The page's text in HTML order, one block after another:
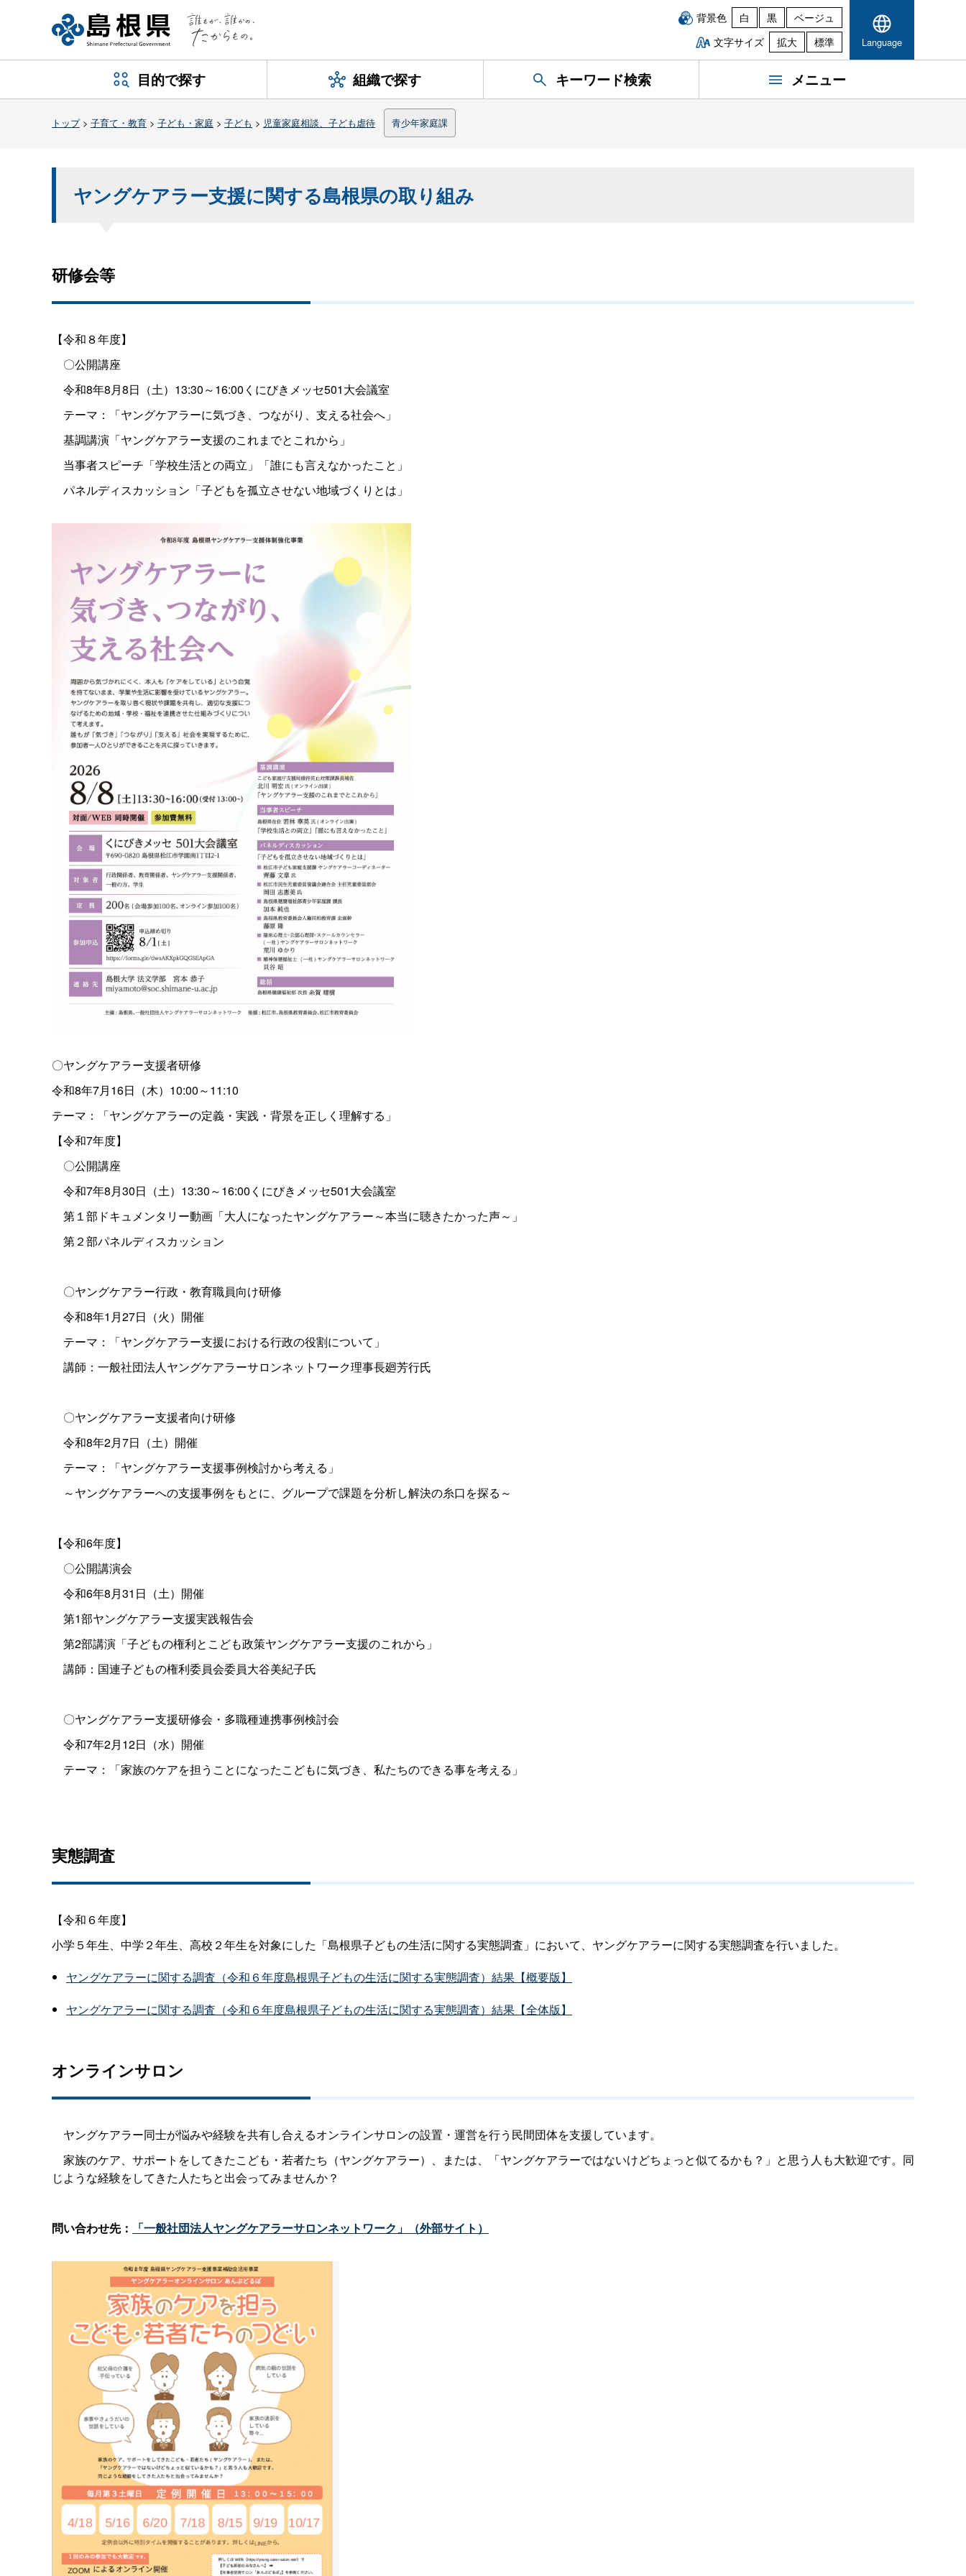
背景色 白 黒
ベージュ
文字サイズ
拡大 標準 Language
目的で探す 組織で探す キーワード検索 メニュー
トップ> 子育て・教育 > 子ども・家庭 > 子ども > 児童家庭相談、子ども虐待 青少年家庭課
ヤングケアラー支援に関する島根県の取り組み
研修会等
【令和８年度】
〇公開講座
令和8年8月8日（土）13:30～16:00くにびきメッセ501大会議室
テーマ：「ヤングケアラーに気づき、つながり、支える社会へ」
基調講演「ヤングケアラー支援のこれまでとこれから」
当事者スピーチ「学校生活との両立」「誰にも言えなかったこと」
パネルディスカッション「子どもを孤立させない地域づくりとは」
〇ヤングケアラー支援者研修
令和8年7月16日（木）10:00～11:10
テーマ：「ヤングケアラーの定義・実践・背景を正しく理解する」
【令和7年度】
〇公開講座
令和7年8月30日（土）13:30～16:00くにびきメッセ501大会議室
第１部ドキュメンタリー動画「大人になったヤングケアラー～本当に聴きたかった声～」
第２部パネルディスカッション
〇ヤングケアラー行政・教育職員向け研修
令和8年1月27日（火）開催
テーマ：「ヤングケアラー支援における行政の役割について」
講師：一般社団法人ヤングケアラーサロンネットワーク理事長廻芳行氏
〇ヤングケアラー支援者向け研修
令和8年2月7日（土）開催
テーマ：「ヤングケアラー支援事例検討から考える」
～ヤングケアラーへの支援事例をもとに、グループで課題を分析し解決の糸口を探る～
【令和6年度】
〇公開講演会
令和6年8月31日（土）開催
第1部ヤングケアラー支援実践報告会
第2部講演「子どもの権利とこども政策ヤングケアラー支援のこれから」
講師：国連子どもの権利委員会委員大谷美紀子氏
〇ヤングケアラー支援研修会・多職種連携事例検討会
令和7年2月12日（水）開催
テーマ：「家族のケアを担うことになったこどもに気づき、私たちのできる事を考える」
実態調査
【令和６年度】
小学５年生、中学２年生、高校２年生を対象にした「島根県子どもの生活に関する実態調査」において、ヤングケアラーに関する実態調査を行いました。
ヤングケアラーに関する調査（令和６年度島根県子どもの生活に関する実態調査）結果【概要版】
ヤングケアラーに関する調査（令和６年度島根県子どもの生活に関する実態調査）結果【全体版】
オンラインサロン
ヤングケアラー同士が悩みや経験を共有し合えるオンラインサロンの設置・運営を行う民間団体を支援しています。
家族のケア、サポートをしてきたこども・若者たち（ヤングケアラー）、または、「ヤングケアラーではないけどちょっと似てるかも？」と思う人も大歓迎です。同
じような経験をしてきた人たちと出会ってみませんか？
問い合わせ先： 「一般社団法人ヤングケアラーサロンネットワーク」（外部サイト）